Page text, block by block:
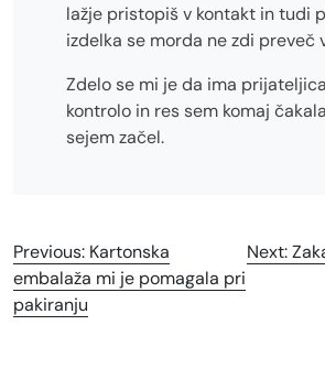
lažje pristopiš v kontakt in tudi
izdelka se morda ne zdi preveč
Zdelo se mi je da ima
kontrolo in res sem komaj
sejem začel.
Navigacija
prispevka
Previous: Kartonska
embalaža mi je pomagala pri
pakiranju
Next: